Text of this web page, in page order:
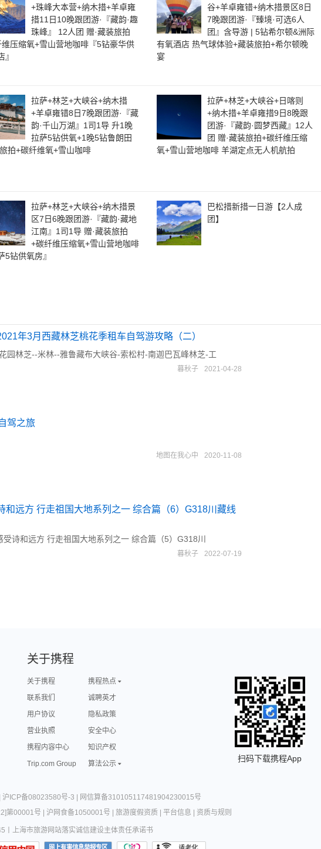
+珠峰大本营+纳木措+羊卓雍
措11日10晚跟团游·『藏韵·趣
珠峰』 12人团 赠·藏装旅拍
维压缩氧+雪山营地咖啡『5钻豪华供
』
谷+羊卓雍错+纳木措景区8日
7晚跟团游·『臻境·可选6人
团』含导游 | 5钻希尔顿&洲际
有氧酒店 热气球体验+藏装旅拍+希尔顿晚
宴
拉萨+林芝+大峡谷+纳木措
+羊卓雍错8日7晚跟团游·『藏
韵·千山万湖』1司1导 升1晚
拉萨5钻供氧+1晚5钻鲁朗田
拍+碳纤维氧+雪山咖啡
拉萨+林芝+大峡谷+日喀则
+纳木措+羊卓雍措9日8晚跟
团游·『藏韵·圆梦西藏』12人
团 赠·藏装旅拍+碳纤维压缩
氧+雪山营地咖啡 羊湖定点无人机航拍
拉萨+林芝+大峡谷+纳木措景
区7日6晚跟团游·『藏韵·藏地
江南』1司1导 赠·藏装旅拍
+碳纤维压缩氧+雪山营地咖啡
5钻供氧房』
巴松措新措一日游【2人成
团】
年3月西藏林芝桃花季租车自驾游攻略（二）
园林芝--米林--雅鲁藏布大峡谷-索松村-南迦巴瓦峰林芝-工
暮秋子 2021-04-28
驾之旅
地图在我心中 2020-11-08
和远方 行走祖国大地系列之一 综合篇（6）G318川藏线
受诗和远方 行走祖国大地系列之一 综合篇（5）G318川
暮秋子 2022-07-19
关于携程
关于携程
携程热点
联系我们
诚聘英才
用户协议
隐私政策
营业执照
安全中心
携程内容中心
知识产权
Trip.com Group
算法公示
扫码下载携程App
沪ICP备08023580号-3
网信算备310105117481904230015号
第00001号 沪网食备1050001号 旅游度假资质| 平台信息 资质与规则
上海市旅游网站落实诚信建设主体责任承诺书